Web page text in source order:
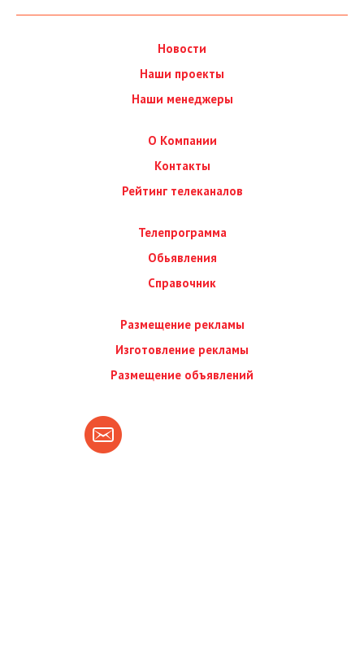
Новости
Наши проекты
Наши менеджеры
О Компании
Контакты
Рейтинг телеканалов
Телепрограмма
Обьявления
Справочник
Размещение рекламы
Изготовление рекламы
Размещение объявлений